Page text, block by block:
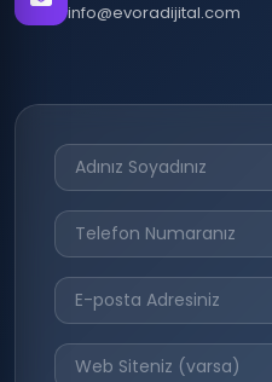
info@evoradijital.com